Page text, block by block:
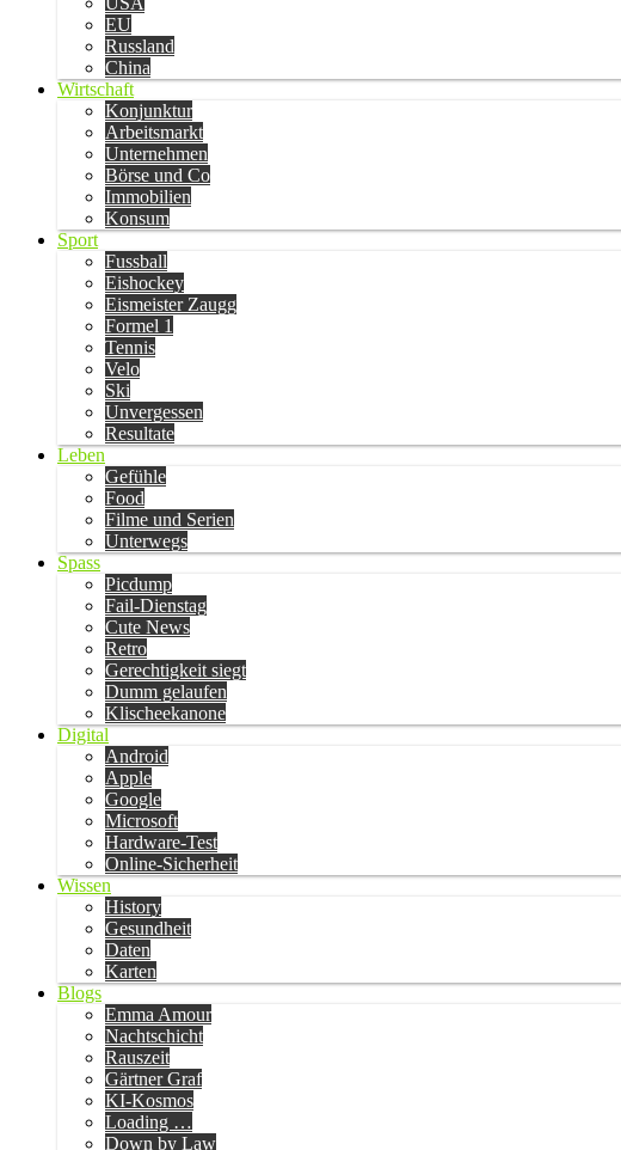
EU
Russland
China
Wirtschaft
Konjunktur
Arbeitsmarkt
Unternehmen
Börse und Co
Immobilien
Konsum
Sport
Fussball
Eishockey
Eismeister Zaugg
Formel 1
Tennis
Velo
Ski
Unvergessen
Resultate
Leben
Gefühle
Food
Filme und Serien
Unterwegs
Spass
Picdump
Fail-Dienstag
Cute News
Retro
Gerechtigkeit siegt
Dumm gelaufen
Klischeekanone
Digital
Android
Apple
Google
Microsoft
Hardware-Test
Online-Sicherheit
Wissen
History
Gesundheit
Daten
Karten
Blogs
Emma Amour
Nachtschicht
Rauszeit
Gärtner Graf
KI-Kosmos
Loading …
Down by Law